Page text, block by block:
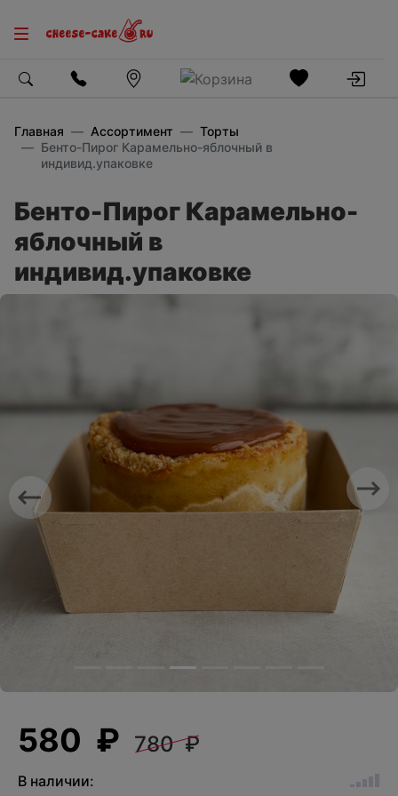
Главная Ассортимент
Торты
Бенто-Пирог Карамельно-яблочный в
индивид.упаковке
Бенто-Пирог Карамельно-
яблочный в
индивид.упаковке
Previous
580 ₽ 780 ₽
В наличии: